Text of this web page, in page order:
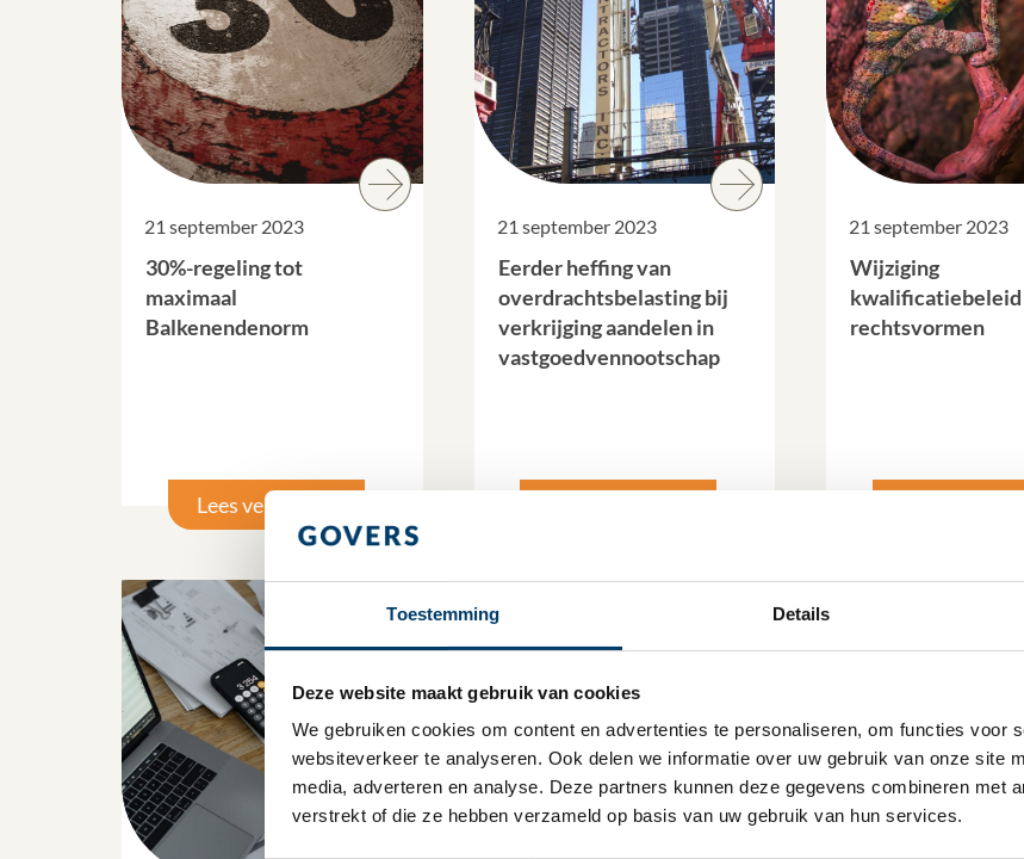
Toestemming Details
Deze website maakt gebruik van cookies
We gebruiken cookies om content en advertenties te personaliseren, om functies voor
websiteverkeer te analyseren. Ook delen we informatie over uw gebruik van onze site
media, adverteren en analyse. Deze partners kunnen deze gegevens combineren met
verstrekt of die ze hebben verzameld op basis van uw gebruik van hun services.
21 september 2023
30%-regeling tot
maximaal
Balkenendenorm
Lees verder
21 september 2023
Eerder heffing van
overdrachtsbelasting bij
verkrijging aandelen in
vastgoedvennootschap
21 september 2023
Wijziging
kwalificatiebeleid
rechtsvormen